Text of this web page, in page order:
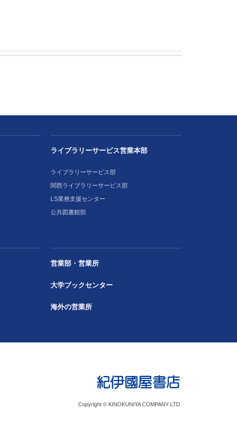
ライブラリーサービス営業本部
ライブラリーサービス部
関西ライブラリーサービス部
LS業務支援センター
公共図書館部
営業部・営業所
大学ブックセンター
海外の営業所
Copyright © KINOKUNIYA COMPANY LTD.